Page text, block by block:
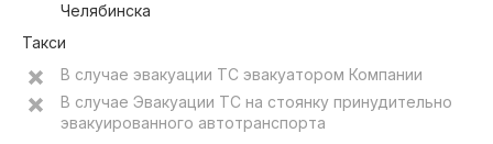
Челябинска
Такси
В случае эвакуации ТС эвакуатором Компании
В случае Эвакуации ТС на стоянку принудительно
эвакуированного автотранспорта